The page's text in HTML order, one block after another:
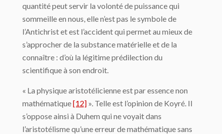
quantité peut servir la volonté de puissance qui
sommeille en nous, elle n’est pas le symbole de
l’Antichrist et est l’accident qui permet au mieux de
s’approcher de la substance maté­rielle et de la
connaître : d’où la légitime prédilection du
scientifique à son endroit.
« La physique aristotélicienne est par essence non
mathématique[12] ». Telle est l’opi­nion de Koyré. Il
s’oppose ainsi à Duhem qui ne voyait dans
l’aristotélisme qu’une erreur de mathématique sans